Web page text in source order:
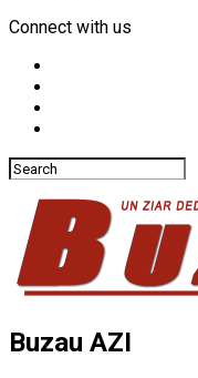
Connect with us
Buzau AZI